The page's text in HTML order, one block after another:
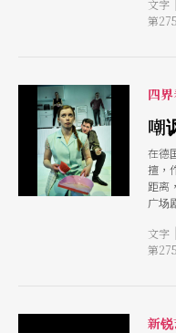
之后
出引
文字
第
四
嘲
在德
擅，
距离
广场
由的
延伸
文字
第
新